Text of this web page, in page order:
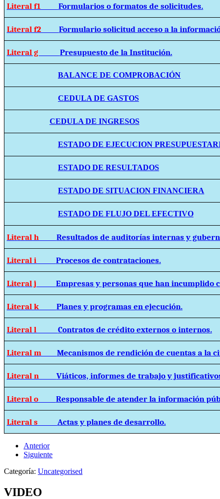
Literal f1 Formularios o formatos de solicitudes.
Literal f2 Formulario solicitud acceso a la
Literal g Presupuesto de la Institución.
BALANCE DE COMPROBACIÓN
CEDULA DE GASTOS
CEDULA DE INGRESOS
ESTADO DE EJECUCION
ESTADO DE RESULTADOS
ESTADO DE SITUACION FINANCIERA
ESTADO DE FLUJO DEL EFECTIVO
Literal h Resultados de auditorías internas y
Literal i Procesos de contrataciones.
Literal j Empresas y personas que han incumplido
Literal k Planes y programas en ejecución.
Literal l Contratos de crédito externos o internos.
Literal m Mecanismos de rendición de cuentas a la
Literal n Viáticos, informes de trabajo y
Literal o Responsable de atender la información
Literal s Actas y planes de desarrollo.
Anterior
Siguiente
Categoría: Uncategorised
VIDEO